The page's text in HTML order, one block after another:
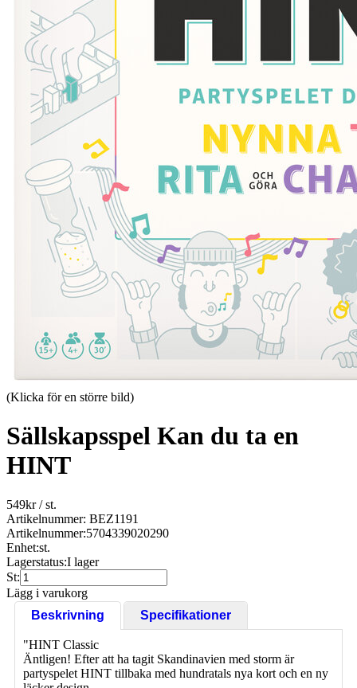
(Klicka för en större bild)
Sällskapsspel Kan du ta en
HINT
549kr/ st.
Artikelnummer: BEZ1191
Artikelnummer:5704339020290
Enhet:st.
Lagerstatus:I lager
St:
Lägg i varukorg
Beskrivning
Specifikationer
"HINT Classic
Äntligen! Efter att ha tagit Skandinavien med storm är
partyspelet HINT tillbaka med hundratals nya kort och en ny